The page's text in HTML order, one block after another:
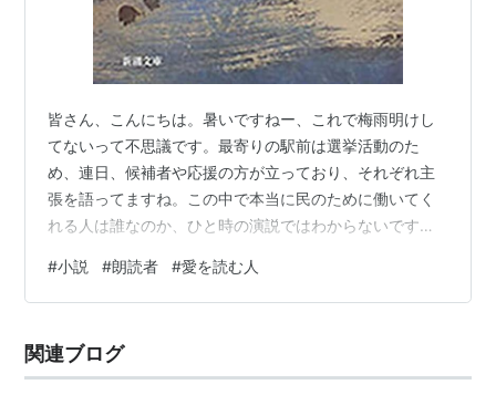
皆さん、こんにちは。暑いですねー、これで梅雨明けし
てないって不思議です。最寄りの駅前は選挙活動のた
め、連日、候補者や応援の方が立っており、それぞれ主
張を語ってますね。この中で本当に民のために働いてく
れる人は誰なのか、ひと時の演説ではわからないです
ク 新潮社 Amazon オススメ度；★★★★ 再読度；
★★★★ 現代ドイツ文学の旗手による、世界中を感動さ
賞では作品賞を含む5部門にノミネートされ、ケイト・ウ
ィンスレットが主演女優賞を受賞。 作品概要 ジャンル；
#小説 #朗読者 #愛を読む人
関連ブログ